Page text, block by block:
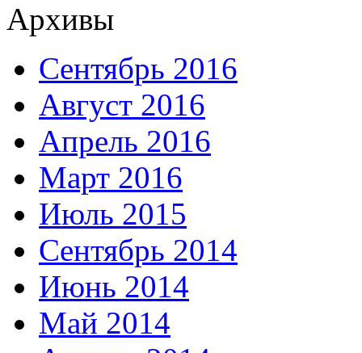
Архивы
Сентябрь 2016
Август 2016
Апрель 2016
Март 2016
Июль 2015
Сентябрь 2014
Июнь 2014
Май 2014